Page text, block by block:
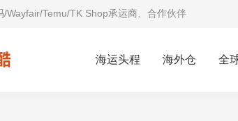
Temu/TK Shop承运商、合作伙伴
海运头程 海外仓 全